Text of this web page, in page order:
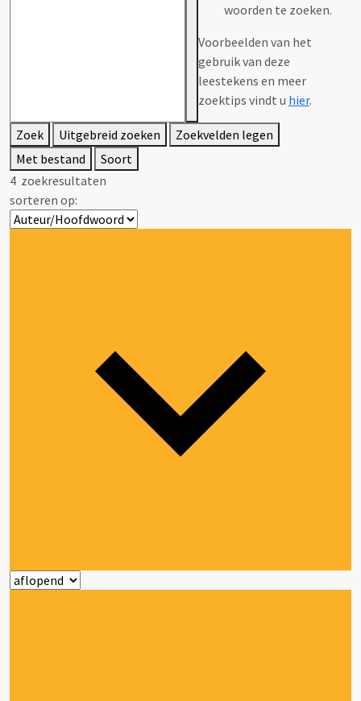
woorden te zoeken.
Voorbeelden van het
gebruik van deze
leestekens en meer
zoektips vindt u hier.
Zoek Uitgebreid zoeken
Zoekvelden legen
Met bestand
Soort
4 zoekresultaten
sorteren op: